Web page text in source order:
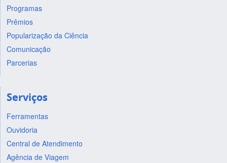
Programas
Prêmios
Popularização da Ciência
Comunicação
Parcerias
Serviços
Ferramentas
Ouvidoria
Central de Atendimento
Agência de Viagem